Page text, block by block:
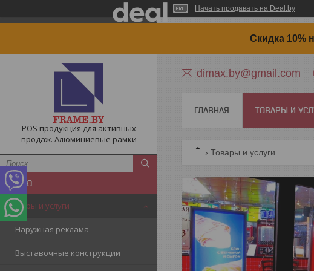
Начать продавать на Deal.by
Cкидка 10%
POS продукция для активных
продаж. Алюминиевые рамки
Товары и услуги
Наружная реклама
Выставочные конструкции
dimax.by@gmail.com
ГЛАВНАЯ ТОВАРЫ И
Товары и услуги